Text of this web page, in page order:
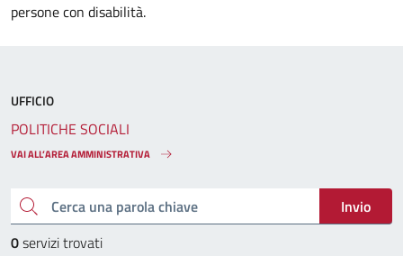
persone con disabilità.
Cerca una parola chiave
Invio
0servizi trovati
UFFICIO
POLITICHE SOCIALI
VAI ALL’AREA AMMINISTRATIVA